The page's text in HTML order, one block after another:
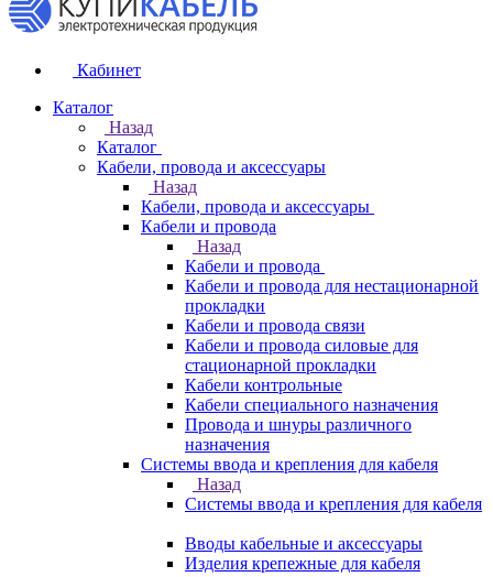
Кабинет
Каталог
Назад
Каталог
Кабели, провода и аксессуары
Назад
Кабели, провода и аксессуары
Кабели и провода
Назад
Кабели и провода
Кабели и провода для нестационарной
прокладки
Кабели и провода связи
Кабели и провода силовые для
стационарной прокладки
Кабели контрольные
Кабели специального назначения
Провода и шнуры различного
назначения
Системы ввода и крепления для кабеля
Назад
Системы ввода и крепления для кабеля
Вводы кабельные и аксессуары
Изделия крепежные для кабеля